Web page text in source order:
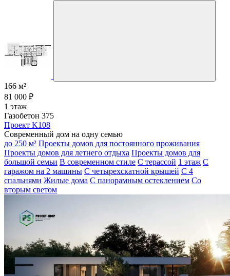
166 м²
81 000 ₽
1 этаж
Газобетон 375
Проект K108
Современный дом на одну семью
до 250 м² Проекты домов для постоянного проживания
Проекты домов для летнего отдыха Проекты домов для
большой семьи В современном стиле С терассой 1 этаж С
гаражом на 2 машины С четырехскатной крышей С 4
спальнями Жилые дома С панорамным остеклением Со
вторым светом